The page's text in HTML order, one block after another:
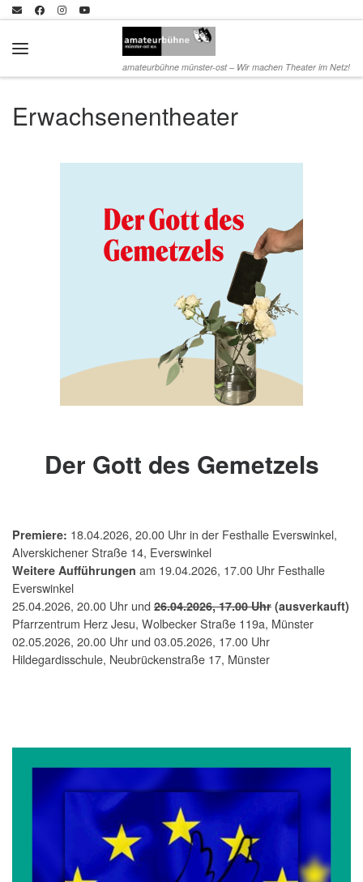
Zum Inhalt springen
amateurbühne münster-ost – Wir machen Theater im Netz!
Erwachsenentheater
Der Gott des Gemetzels
Premiere: 18.04.2026, 20.00 Uhr in der Festhalle Everswinkel,
Alverskichener Straße 14, Everswinkel
Weitere Aufführungen am 19.04.2026, 17.00 Uhr Festhalle
Everswinkel
25.04.2026, 20.00 Uhr und 26.04.2026, 17.00 Uhr (ausverkauft)
Pfarrzentrum Herz Jesu, Wolbecker Straße 119a, Münster
02.05.2026, 20.00 Uhr und 03.05.2026, 17.00 Uhr
Hildegardisschule, Neubrückenstraße 17, Münster